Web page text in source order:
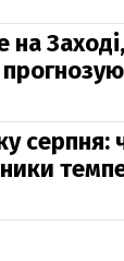
серпня: